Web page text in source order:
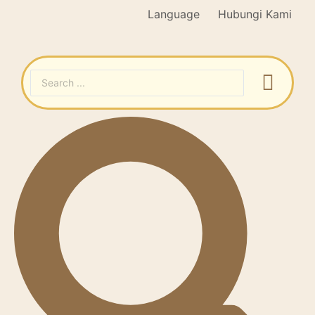
Language Hubungi Kami